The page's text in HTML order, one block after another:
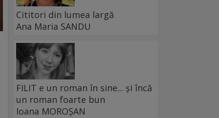
Cititori din lumea largă
Ana Maria SANDU
FILIT e un roman în sine... și încă
un roman foarte bun
Ioana MOROȘAN